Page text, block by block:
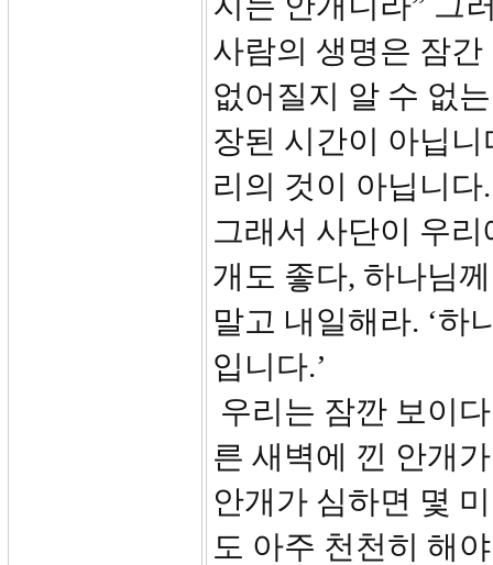
사람의 생명은 잠
없어질지 알 수 없
장된 시간이 아닙
리의 것이 아닙니
그래서 사단이 우
개도 좋다, 하나님
말고 내일해라. ‘하
입니다.’
우리는 잠깐 보이
른 새벽에 낀 안개
안개가 심하면 몇
도 아주 천천히 해